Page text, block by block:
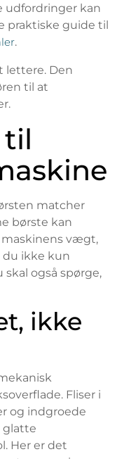
udfordringer kan
guide til
.
lettere. Den
til at
til
matcher
børste kan
vægt,
du ikke kun
skal også spørge,
ikke
Fliser i
og indgroede
glatte
Her er det